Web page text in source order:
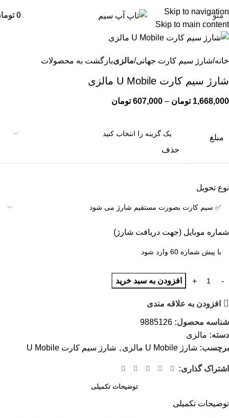
Skip to navigation
Skip to main content
منو 0
خانه شارژ سیم کارت جهانی مالزیبازگشت به محصولات
شارژ سیم کارت U Mobile مالزی
1,668,000 تومان –
607,000 تومان
مبلغ
حذف
نوع تحویل
شماره موبایل (جهت دریافت شارژ)
افزودن به سبد خرید
افزودن به علاقه مندی
شناسه محصول: 9885126
دسته: مالزی
برچسب: شارژ U Mobile مالزی , شارژ سیم کارت U Mobile
اشتراک گذاری:
توضیحات تکمیلی
توضیحات تکمیلی